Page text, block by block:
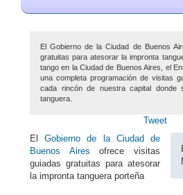
El Gobierno de la Ciudad de Buenos
gratuitas para atesorar la impronta
tango en la Ciudad de Buenos Aires, el
una completa programación de visitas
cada rincón de nuestra capital donde
tanguera.
Tweet
ElGobierno de la Ciudad de
Buenos Aires ofrece visitas
guiadas gratuitas para atesorar
la impronta tanguera porteña